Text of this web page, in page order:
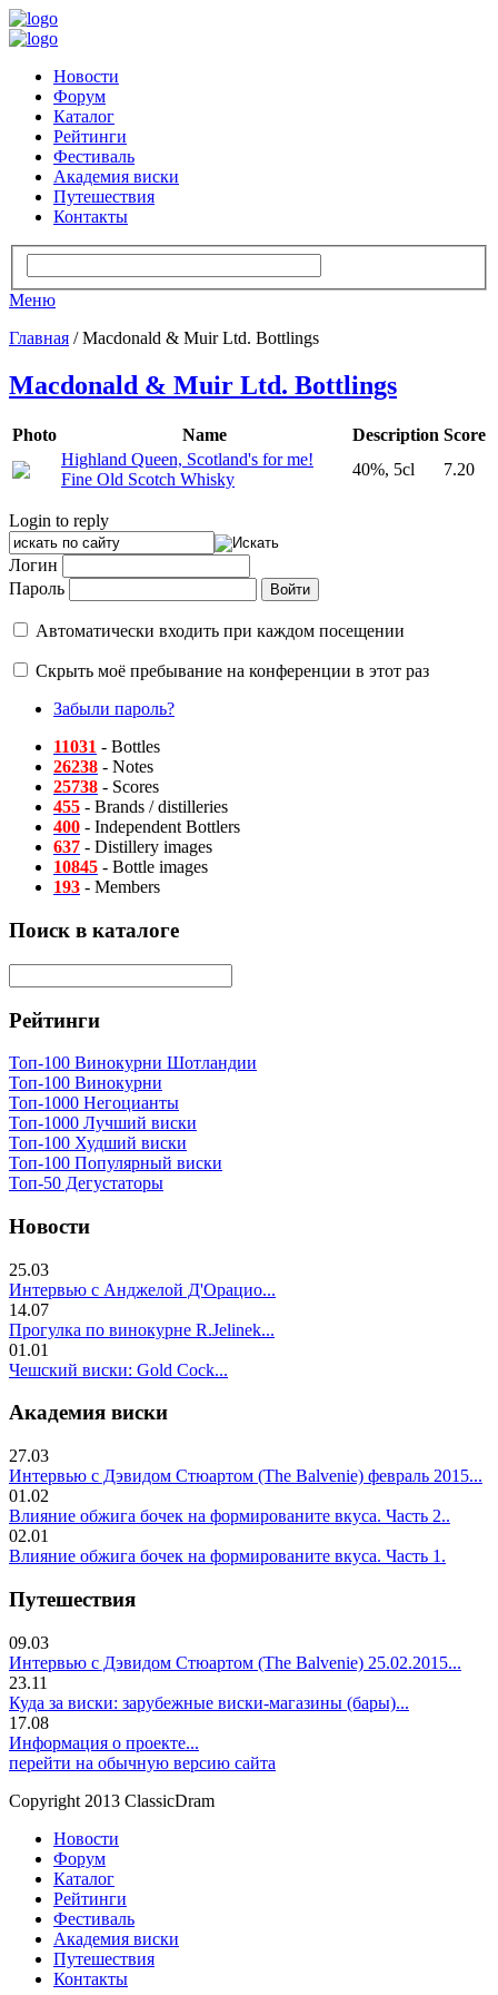
Новости
Форум
Каталог
Рейтинги
Фестиваль
Академия виски
Путешествия
Контакты
Меню
Главная / Macdonald & Muir Ltd. Bottlings
Macdonald & Muir Ltd. Bottlings
Photo Name Description Score
Highland Queen, Scotland's for me!
Fine Old Scotch Whisky
40%, 5cl 7.20
Login to reply
Логин
Пароль
Автоматически входить при каждом посещении
Скрыть моё пребывание на конференции в этот раз
Забыли пароль?
11031 - Bottles
26238 - Notes
25738 - Scores
455 - Brands / distilleries
400 - Independent Bottlers
637 - Distillery images
10845 - Bottle images
193 - Members
Поиск в каталоге
Рейтинги
Топ-100 Винокурни Шотландии
Топ-100 Винокурни
Топ-1000 Негоцианты
Топ-1000 Лучший виски
Топ-100 Худший виски
Топ-100 Популярный виски
Топ-50 Дегустаторы
Новости
25.03
Интервью с Анджелой Д'Орацио...
14.07
Прогулка по винокурне R.Jelinek...
01.01
Чешский виски: Gold Cock...
Академия виски
27.03
Интервью с Дэвидом Стюартом (The Balvenie) февраль 2015...
01.02
Влияние обжига бочек на формированите вкуса. Часть 2..
02.01
Влияние обжига бочек на формированите вкуса. Часть 1.
Путешествия
09.03
Интервью с Дэвидом Стюартом (The Balvenie) 25.02.2015...
23.11
Куда за виски: зарубежные виски-магазины (бары)...
17.08
Информация о проекте...
перейти на обычную версию сайта
Copyright 2013 ClassicDram
Новости
Форум
Каталог
Рейтинги
Фестиваль
Академия виски
Путешествия
Контакты